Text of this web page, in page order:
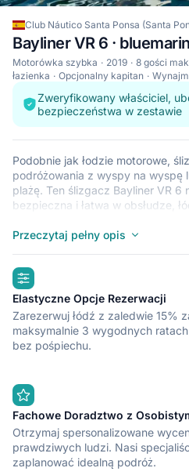
Club Náutico Santa Ponsa (Santa
Bayliner VR 6 ·
Motorówka szybka 2019 8 gości
łazienka
Opcjonalny kapitan
Zweryfikowany właściciel,
bezpieczeństwa w zestawie
Podobnie jak łodzie motorowe,
podróżowania z wyspy na wyspę
plażę. Ten ślizgacz Bayliner VR 6
bezpieczna i łatwa w obsłudze,
Bayliner VR 6 znajduje się w
punkcie wyjścia do zwiedzania
Hiszpania. Miłego rejsu.
Przeczytaj pełny opis
highlights
Elastyczne Opcje Rezerwacji
Zarezerwuj łódź z zaledwie 15%
maksymalnie 3 wygodnych
bez pośpiechu.
Fachowe Doradztwo z
Otrzymaj spersonalizowane
prawdziwych ludzi. Nasi
zaplanować idealną podróż.